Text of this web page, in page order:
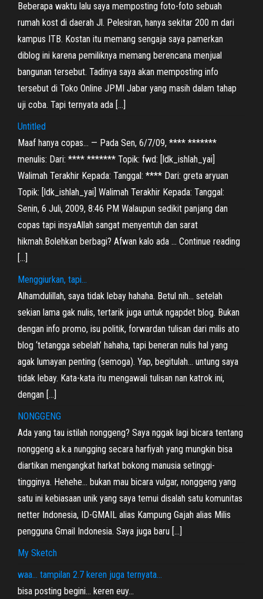
Beberapa waktu lalu saya memposting foto-foto sebuah
rumah kost di daerah Jl. Pelesiran, hanya sekitar 200 m dari
kampus ITB. Kostan itu memang sengaja saya pamerkan
diblog ini karena pemiliknya memang berencana menjual
bangunan tersebut. Tadinya saya akan memposting info
tersebut di Toko Online JPMI Jabar yang masih dalam tahap
uji coba. Tapi ternyata ada […]
Untitled
Maaf hanya copas… — Pada Sen, 6/7/09, **** *******
menulis: Dari: **** ******* Topik: fwd: [ldk_ishlah_yai]
Walimah Terakhir Kepada: Tanggal: **** Dari: greta aryuan
Topik: [ldk_ishlah_yai] Walimah Terakhir Kepada: Tanggal:
Senin, 6 Juli, 2009, 8:46 PM Walaupun sedikit panjang dan
copas tapi insyaAllah sangat menyentuh dan sarat
hikmah.Bolehkan berbagi? Afwan kalo ada … Continue reading
[…]
Menggiurkan, tapi…
Alhamdulillah, saya tidak lebay hahaha. Betul nih… setelah
sekian lama gak nulis, tertarik juga untuk ngapdet blog. Bukan
dengan info promo, isu politik, forwardan tulisan dari milis ato
blog ‘tetangga sebelah’ hahaha, tapi beneran nulis hal yang
agak lumayan penting (semoga). Yap, begitulah… untung saya
tidak lebay. Kata-kata itu mengawali tulisan nan katrok ini,
dengan […]
NONGGENG
Ada yang tau istilah nonggeng? Saya nggak lagi bicara tentang
nonggeng a.k.a nungging secara harfiyah yang mungkin bisa
diartikan mengangkat harkat bokong manusia setinggi-
tingginya. Hehehe… bukan mau bicara vulgar, nonggeng yang
satu ini kebiasaan unik yang saya temui disalah satu komunitas
netter Indonesia, ID-GMAIL alias Kampung Gajah alias Milis
pengguna Gmail Indonesia. Saya juga baru […]
My Sketch
waa… tampilan 2.7 keren juga ternyata…
bisa posting begini… keren euy…